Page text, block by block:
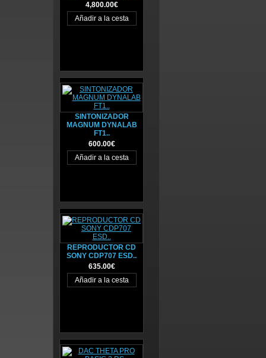
4,800.00€
SINTONIZADOR
MAGNUM DYNALAB
FT1..
600.00€
REPRODUCTOR CD
SONY CDP707 ESD..
635.00€